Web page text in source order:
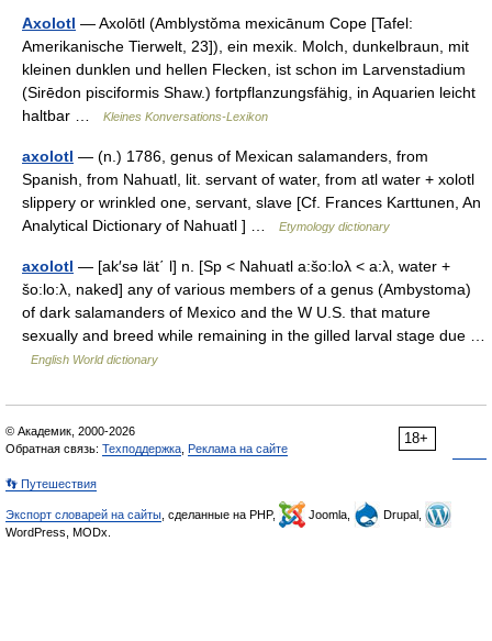
Axolotl — Axolōtl (Amblystŏma mexicānum Cope [Tafel:
Amerikanische Tierwelt, 23]), ein mexik. Molch, dunkelbraun, mit
kleinen dunklen und hellen Flecken, ist schon im Larvenstadium
(Sirēdon pisciformis Shaw.) fortpflanzungsfähig, in Aquarien leicht
haltbar …
Kleines Konversations-Lexikon
axolotl — (n.) 1786, genus of Mexican salamanders, from
Spanish, from Nahuatl, lit. servant of water, from atl water + xolotl
slippery or wrinkled one, servant, slave [Cf. Frances Karttunen, An
Analytical Dictionary of Nahuatl ] …
Etymology dictionary
axolotl — [ak′sə lät΄ l] n. [Sp < Nahuatl a:šo:loλ < a:λ, water +
šo:lo:λ, naked] any of various members of a genus (Ambystoma)
of dark salamanders of Mexico and the W U.S. that mature
sexually and breed while remaining in the gilled larval stage due …
English World dictionary
18+
© Академик, 2000-2026
Обратная связь: Техподдержка Реклама на сайте
👣 Путешествия
Экспорт словарей на сайты , сделанные на PHP, Joomla,
Drupal,
WordPress, MODx.